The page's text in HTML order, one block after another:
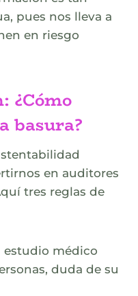
pues nos lleva a
en riesgo
¿Cómo
basura?
en auditores
tres reglas de
estudio médico
duda de su